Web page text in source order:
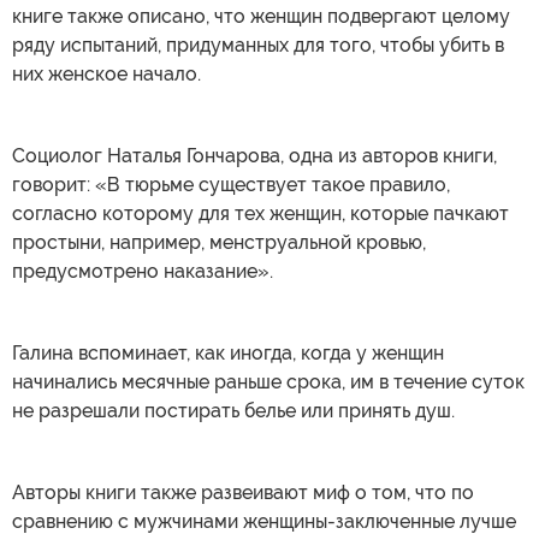
книге также описано, что женщин подвергают целому
ряду испытаний, придуманных для того, чтобы убить в
них женское начало.
Социолог Наталья Гончарова, одна из авторов книги,
говорит: «В тюрьме существует такое правило,
согласно которому для тех женщин, которые пачкают
простыни, например, менструальной кровью,
предусмотрено наказание».
Галина вспоминает, как иногда, когда у женщин
начинались месячные раньше срока, им в течение суток
не разрешали постирать белье или принять душ.
Авторы книги также развеивают миф о том, что по
сравнению с мужчинами женщины-заключенные лучше